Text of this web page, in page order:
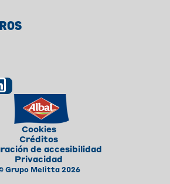
Grupo Melitta 2026
Cookies
Créditos
de accesibilidad
Privacidad